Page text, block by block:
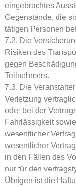
eingebrachtes
Gegenstände, die
tätigen Personen
7.2. Die
Risiken des
gegen
Teilnehmers.
7.3. Die
Verletzung
oder bei der
Fahrlässigkeit
wesentlicher
wesentlicher
in den Fällen des
nur für den
Übrigen ist die